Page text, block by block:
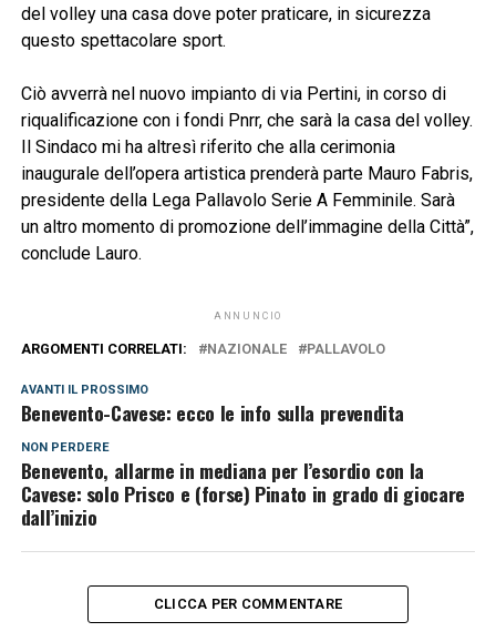
del volley una casa dove poter praticare, in sicurezza
questo spettacolare sport.
Ciò avverrà nel nuovo impianto di via Pertini, in corso di
riqualificazione con i fondi Pnrr, che sarà la casa del volley.
Il Sindaco mi ha altresì riferito che alla cerimonia
inaugurale dell’opera artistica prenderà parte Mauro Fabris,
presidente della Lega Pallavolo Serie A Femminile. Sarà
un altro momento di promozione dell’immagine della Città”,
conclude Lauro.
ANNUNCIO
ARGOMENTI CORRELATI: NAZIONALE PALLAVOLO
AVANTI IL ​​PROSSIMO
Benevento-Cavese: ecco le info sulla prevendita
NON PERDERE
Benevento, allarme in mediana per l’esordio con la
Cavese: solo Prisco e (forse) Pinato in grado di giocare
dall’inizio
CLICCA PER COMMENTARE